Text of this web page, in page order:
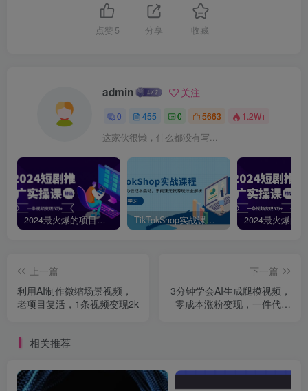
点赞 5 分享 收藏
admin 关注
0 455 0 5663 1.2W+
这家伙很懒，什么都没有写...
2024最火爆的项目短剧推广实操课，一条视频变现5万+【附软件工具】 TikTokShop实战课程，手把手教你低成本启动，东南亚无货源玩法全解析
上一篇
利用AI制作微缩场景视频，
老项目复活，1条视频变现2k
下一篇
3分钟学会AI生成腿模视频，
零成本涨粉变现，一件代发
相关推荐